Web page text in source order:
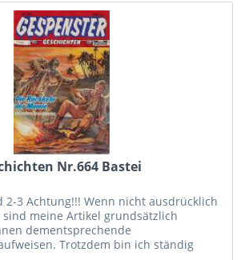
Nr.664 Bastei
2-3 Achtung!!! Wenn nicht ausdrücklich
meine Artikel grundsätzlich
dementsprechende
Trotzdem bin ich ständig